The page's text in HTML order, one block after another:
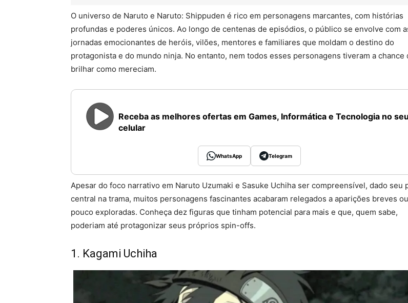
O universo de Naruto e Naruto: Shippuden é rico em personagens marcantes, com histórias
profundas e poderes únicos. Ao longo de centenas de episódios, o público se envolve com
jornadas emocionantes de heróis, vilões, mentores e familiares que moldam o destino do
protagonista e do mundo ninja. No entanto, nem todos esses personagens tiveram a chance
brilhar como mereciam.
Receba as melhores ofertas em Games, Informática e Tecnologia no seu
celular
WhatsApp Telegram
Apesar do foco narrativo em Naruto Uzumaki e Sasuke Uchiha ser compreensível, dado seu
central na trama, muitos personagens fascinantes acabaram relegados a aparições breves ou
pouco exploradas. Conheça dez figuras que tinham potencial para mais e que, quem sabe,
poderiam até protagonizar seus próprios spin-offs.
1. Kagami Uchiha